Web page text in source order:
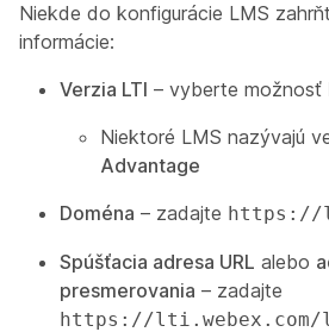
Niekde do konfigurácie LMS
informácie:
Verzia LTI – vyberte možnosť
Niektoré LMS nazývajú
Advantage
Doména – zadajte https://
Spúšťacia adresa URL alebo
presmerovania – zadajte
https://